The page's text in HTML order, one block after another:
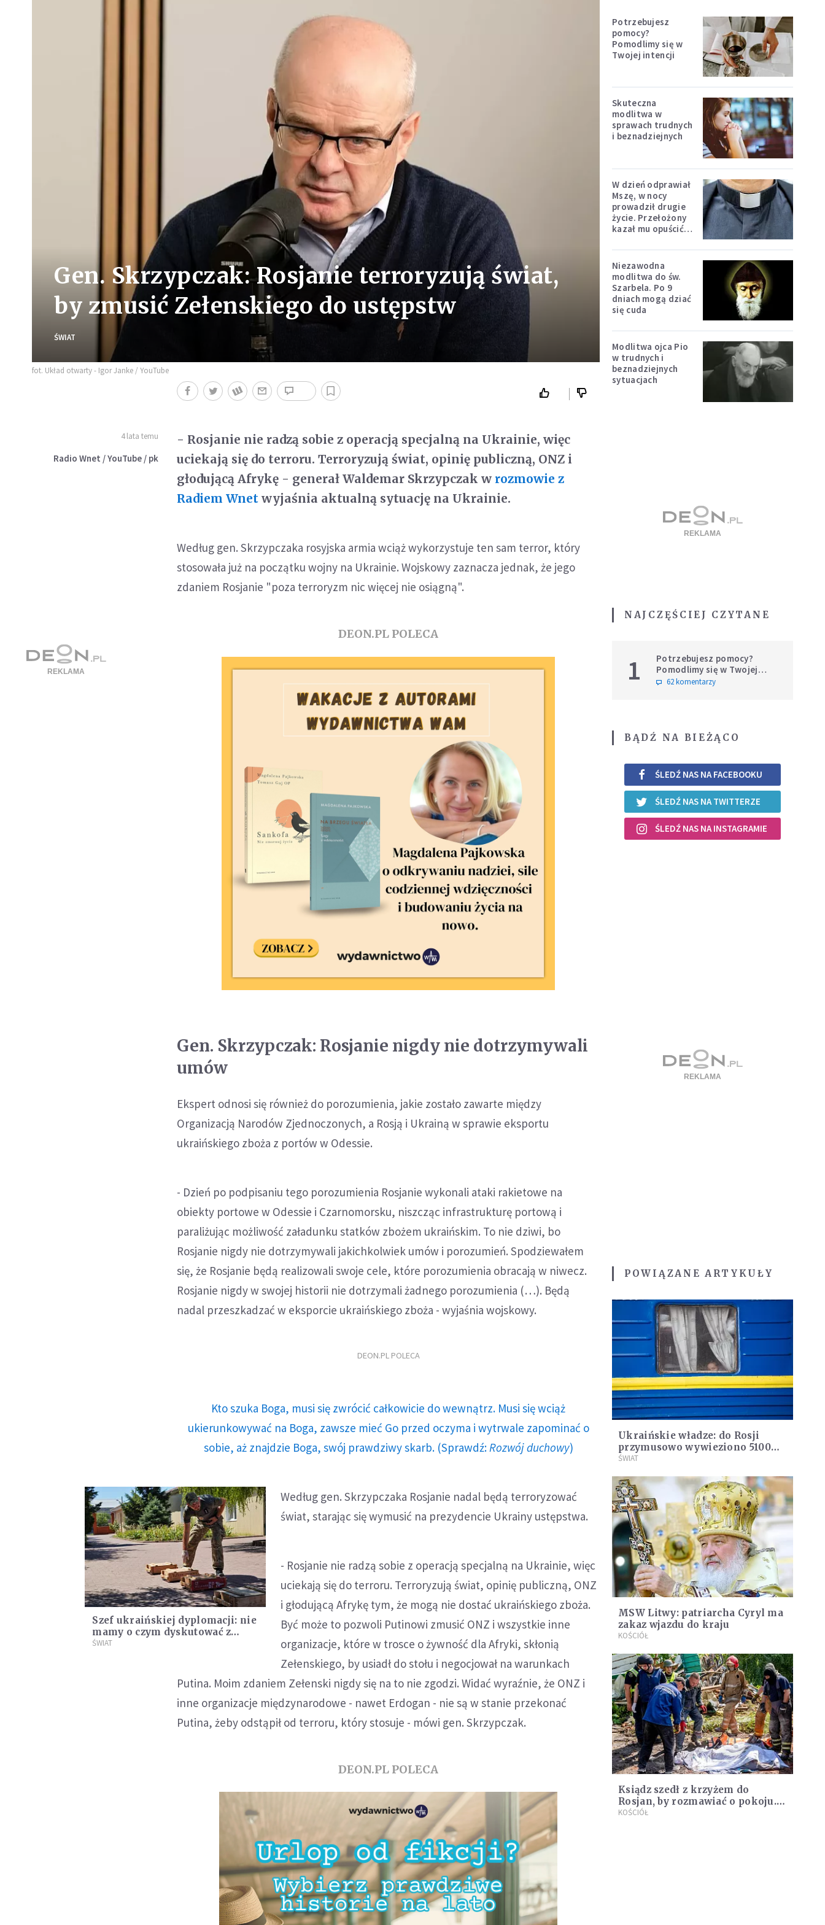
Gen. Skrzypczak: Rosjanie terroryzują świat,
by zmusić Zełenskiego do ustępstw
ŚWIAT
fot. Układ otwarty - Igor Janke / YouTube
4 lata temu
Radio Wnet / YouTube / pk
- Rosjanie nie radzą sobie z operacją specjalną na Ukrainie, więc
uciekają się do terroru. Terroryzują świat, opinię publiczną, ONZ i
głodującą Afrykę - generał Waldemar Skrzypczak w rozmowie z
Radiem Wnet wyjaśnia aktualną sytuację na Ukrainie.
Według gen. Skrzypczaka rosyjska armia wciąż wykorzystuje ten sam terror, który
stosowała już na początku wojny na Ukrainie. Wojskowy zaznacza jednak, że jego
zdaniem Rosjanie "poza terroryzm nic więcej nie osiągną".
DEON.PL POLECA
Gen. Skrzypczak: Rosjanie nigdy nie dotrzymywali
umów
Ekspert odnosi się również do porozumienia, jakie zostało zawarte między
Organizacją Narodów Zjednoczonych, a Rosją i Ukrainą w sprawie eksportu
ukraińskiego zboża z portów w Odessie.
- Dzień po podpisaniu tego porozumienia Rosjanie wykonali ataki rakietowe na
obiekty portowe w Odessie i Czarnomorsku, niszcząc infrastrukturę portową i
paraliżując możliwość załadunku statków zbożem ukraińskim. To nie dziwi, bo
Rosjanie nigdy nie dotrzymywali jakichkolwiek umów i porozumień. Spodziewałem
się, że Rosjanie będą realizowali swoje cele, które porozumienia obracają w niwecz.
Rosjanie nigdy w swojej historii nie dotrzymali żadnego porozumienia (…). Będą
nadal przeszkadzać w eksporcie ukraińskiego zboża - wyjaśnia wojskowy.
DEON.PL POLECA
Kto szuka Boga, musi się zwrócić całkowicie do wewnątrz. Musi się wciąż
ukierunkowywać na Boga, zawsze mieć Go przed oczyma i wytrwale zapominać o
sobie, aż znajdzie Boga, swój prawdziwy skarb. (Sprawdź: Rozwój duchowy)
Szef ukraińskiej dyplomacji: nie
mamy o czym dyskutować z
Rosją na rozmowach
ŚWIAT
Według gen. Skrzypczaka Rosjanie nadal będą terroryzować
świat, starając się wymusić na prezydencie Ukrainy ustępstwa.
- Rosjanie nie radzą sobie z operacją specjalną na Ukrainie, więc
uciekają się do terroru. Terroryzują świat, opinię publiczną, ONZ
i głodującą Afrykę tym, że mogą nie dostać ukraińskiego zboża.
Być może to pozwoli Putinowi zmusić ONZ i wszystkie inne
organizacje, które w trosce o żywność dla Afryki, skłonią
Zełenskiego, by usiadł do stołu i negocjował na warunkach
Putina. Moim zdaniem Zełenski nigdy się na to nie zgodzi. Widać wyraźnie, że ONZ i
inne organizacje międzynarodowe - nawet Erdogan - nie są w stanie przekonać
Putina, żeby odstąpił od terroru, który stosuje - mówi gen. Skrzypczak.
DEON.PL POLECA
Potrzebujesz
pomocy?
Pomodlimy się w
Twojej intencji
Skuteczna
modlitwa w
sprawach trudnych
i beznadziejnych
W dzień odprawiał
Mszę, w nocy
prowadził drugie
życie. Przełożony
kazał mu opuścić
Niezawodna
modlitwa do św.
Szarbela. Po 9
dniach mogą dziać
się cuda
Modlitwa ojca Pio
w trudnych i
beznadziejnych
sytuacjach
NAJCZĘŚCIEJ CZYTANE
1
Potrzebujesz pomocy?
Pomodlimy się w Twojej
intencji
62 komentarzy
BĄDŹ NA BIEŻĄCO
ŚLEDŹ NAS NA FACEBOOKU
ŚLEDŹ NAS NA TWITTERZE
ŚLEDŹ NAS NA INSTAGRAMIE
POWIĄZANE ARTYKUŁY
Ukraińskie władze: do Rosji
przymusowo wywieziono 5100
dzieci
ŚWIAT
MSW Litwy: patriarcha Cyryl ma
zakaz wjazdu do kraju
KOŚCIÓŁ
Ksiądz szedł z krzyżem do
Rosjan, by rozmawiać o pokoju.
Zabili go i dla zabawy jeździli po
KOŚCIÓŁ